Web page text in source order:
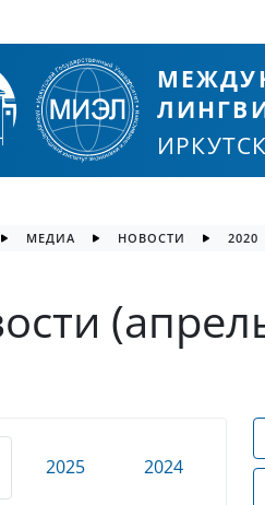
МЕДИА НОВОСТИ 2020
2025 2024